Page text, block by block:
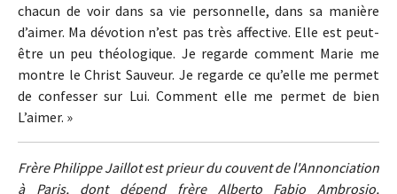
chacun de voir dans sa vie personnelle, dans sa manière
d’aimer. Ma dévotion n’est pas très affective. Elle est peut-
être un peu théologique. Je regarde comment Marie me
montre le Christ Sauveur. Je regarde ce qu’elle me permet
de confesser sur Lui. Comment elle me permet de bien
L’aimer. »
Frère Philippe Jaillot est prieur du couvent de l'Annonciation
à Paris, dont dépend frère Alberto Fabio Ambrosio,